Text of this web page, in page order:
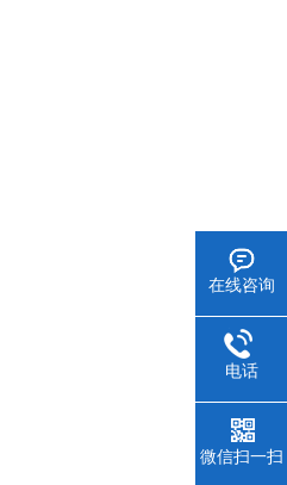
在线咨询
电话
微信扫一扫